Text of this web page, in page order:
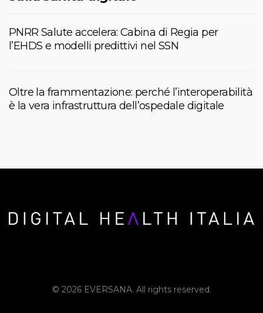
PNRR Salute accelera: Cabina di Regia per
l’EHDS e modelli predittivi nel SSN
Oltre la frammentazione: perché l’interoperabilità
è la vera infrastruttura dell’ospedale digitale
© 2026 EVERSANA. All rights reserved.